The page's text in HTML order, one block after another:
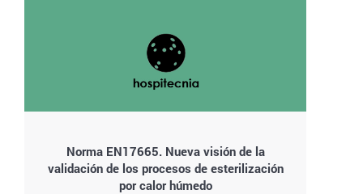
Norma EN17665. Nueva visión de la
validación de los procesos de esterilización
por calor húmedo